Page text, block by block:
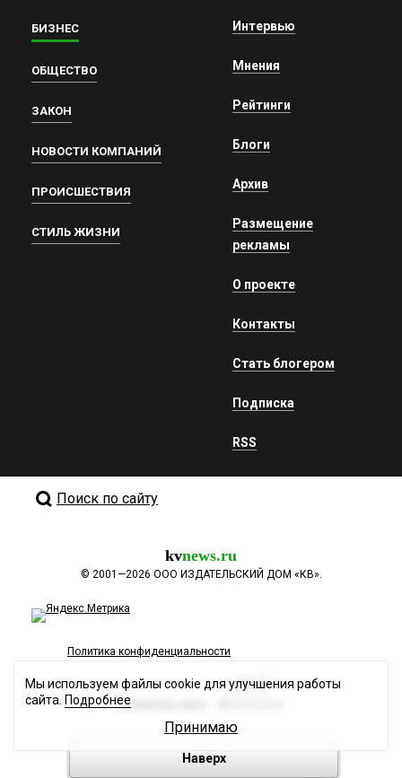
БИЗНЕС
ОБЩЕСТВО
ЗАКОН
НОВОСТИ КОМПАНИЙ
ПРОИСШЕСТВИЯ
СТИЛЬ ЖИЗНИ
Интервью
Мнения
Рейтинги
Блоги
Архив
Размещение
рекламы
О проекте
Контакты
Стать блогером
Подписка
RSS
Поиск по сайту
kvnews.ru
© 2001—2026 ООО ИЗДАТЕЛЬСКИЙ ДОМ «КВ».
Политика конфиденциальности
Разработка сайта
Наверх
Мы используем файлы cookie для улучшения работы
сайта. Подробнее
Принимаю